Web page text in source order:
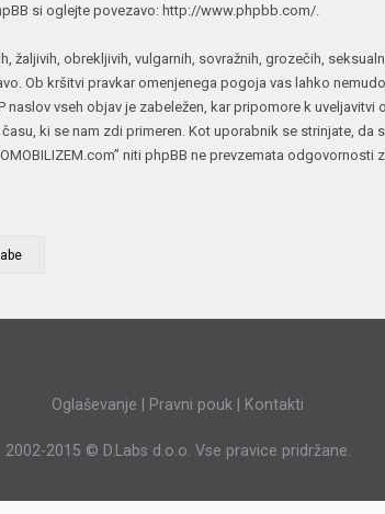
TEHNIKA
VPRAŠANJA
si oglejte povezavo: http://www.phpbb.com/.
žaljivih, obrekljivih, vulgarnih, sovražnih, grozečih,
Ob kršitvi pravkar omenjenega pogoja vas lahko
vseh objav je zabeležen, kar pripomore k uveljavitvi
ki se nam zdi primeren. Kot uporabnik se strinjate, da
niti phpBB ne prevzemata
Oglaševanje Pravni pouk Kontakti
2002-2015 © D.Labs d.o.o. Vse pravice pridržane.